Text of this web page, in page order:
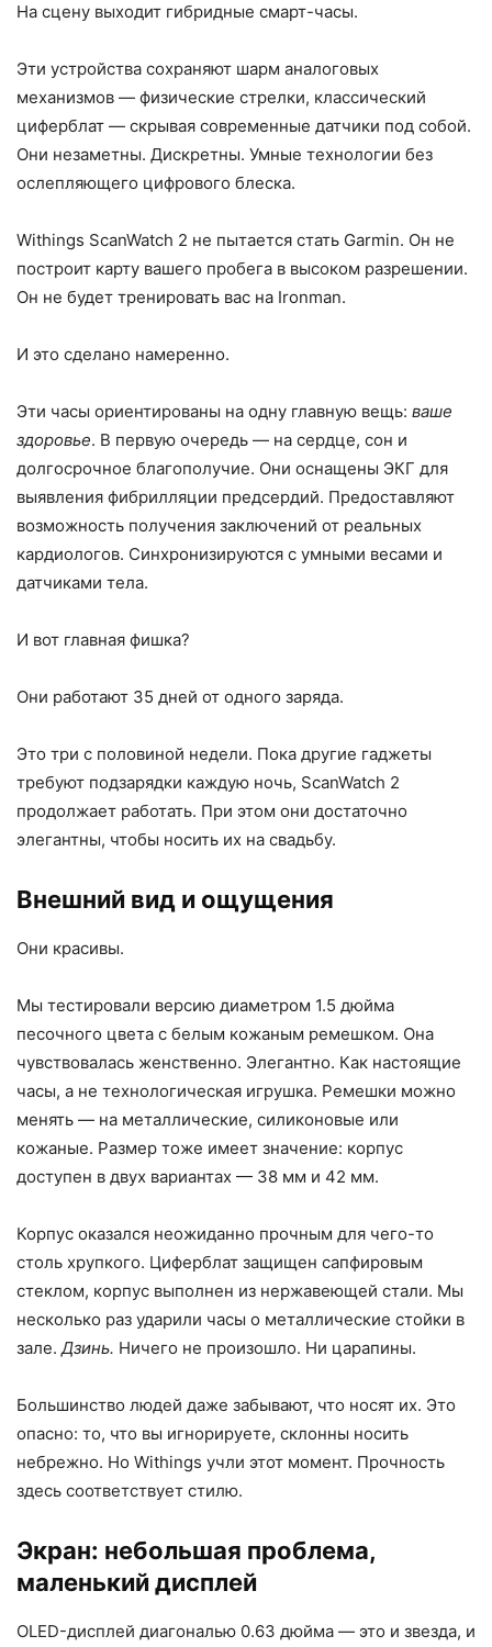
На сцену выходит гибридные смарт-часы.
Эти устройства сохраняют шарм аналоговых
механизмов — физические стрелки, классический
циферблат — скрывая современные датчики под собой.
Они незаметны. Дискретны. Умные технологии без
ослепляющего цифрового блеска.
Withings ScanWatch 2 не пытается стать Garmin. Он не
построит карту вашего пробега в высоком разрешении.
Он не будет тренировать вас на Ironman.
И это сделано намеренно.
Эти часы ориентированы на одну главную вещь: ваше
здоровье. В первую очередь — на сердце, сон и
долгосрочное благополучие. Они оснащены ЭКГ для
выявления фибрилляции предсердий. Предоставляют
возможность получения заключений от реальных
кардиологов. Синхронизируются с умными весами и
датчиками тела.
И вот главная фишка?
Они работают 35 дней от одного заряда.
Это три с половиной недели. Пока другие гаджеты
требуют подзарядки каждую ночь, ScanWatch 2
продолжает работать. При этом они достаточно
элегантны, чтобы носить их на свадьбу.
Внешний вид и ощущения
Они красивы.
Мы тестировали версию диаметром 1.5 дюйма
песочного цвета с белым кожаным ремешком. Она
чувствовалась женственно. Элегантно. Как настоящие
часы, а не технологическая игрушка. Ремешки можно
менять — на металлические, силиконовые или
кожаные. Размер тоже имеет значение: корпус
доступен в двух вариантах — 38 мм и 42 мм.
Корпус оказался неожиданно прочным для чего-то
столь хрупкого. Циферблат защищен сапфировым
стеклом, корпус выполнен из нержавеющей стали. Мы
несколько раз ударили часы о металлические стойки в
зале.Дзинь. Ничего не произошло. Ни царапины.
Большинство людей даже забывают, что носят их. Это
опасно: то, что вы игнорируете, склонны носить
небрежно. Но Withings учли этот момент. Прочность
здесь соответствует стилю.
Экран: небольшая проблема,
маленький дисплей
OLED-дисплей диагональю 0.63 дюйма — это и звезда, и